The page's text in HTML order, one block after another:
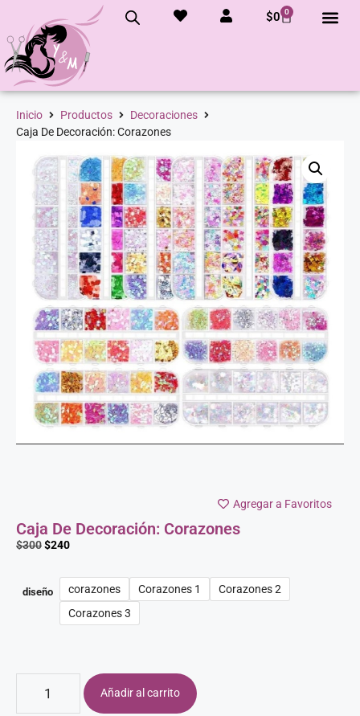
$0 0
Inicio Productos
Decoraciones
Caja De Decoración: Corazones
Agregar a Favoritos
Caja De Decoración: Corazones
$300$240
diseño corazones Corazones 1
Corazones 2
Corazones 3
Añadir al carrito